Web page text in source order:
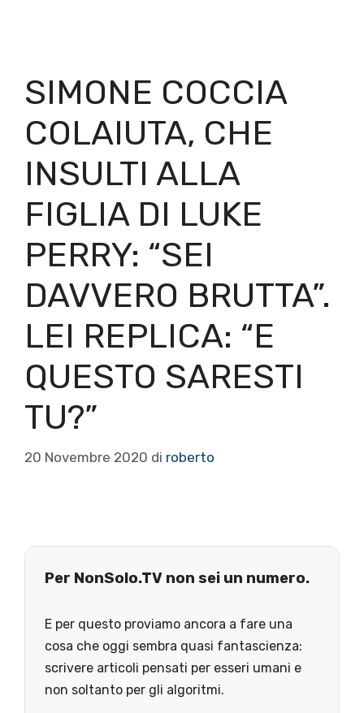
SIMONE COCCIA
COLAIUTA, CHE
INSULTI ALLA
FIGLIA DI LUKE
PERRY: “SEI
DAVVERO BRUTTA”.
LEI REPLICA: “E
QUESTO SARESTI
TU?”
20 Novembre 2020 di roberto
Per NonSolo.TV non sei un numero.
E per questo proviamo ancora a fare una
cosa che oggi sembra quasi fantascienza:
scrivere articoli pensati per esseri umani e
non soltanto per gli algoritmi.